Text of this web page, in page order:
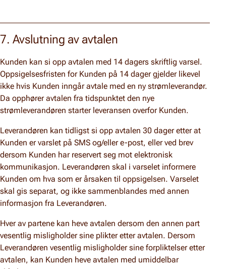
7. Avslutning av avtalen
Kunden kan si opp avtalen med 14 dagers skriftlig varsel.
Oppsigelsesfristen for Kunden på 14 dager gjelder likevel
ikke hvis Kunden inngår avtale med en ny strømleverandør.
Da opphører avtalen fra tidspunktet den nye
strømleverandøren starter leveransen overfor Kunden.
Leverandøren kan tidligst si opp avtalen 30 dager etter at
Kunden er varslet på SMS og/eller e-post, eller ved brev
dersom Kunden har reservert seg mot elektronisk
kommunikasjon. Leverandøren skal i varselet informere
Kunden om hva som er årsaken til oppsigelsen. Varselet
skal gis separat, og ikke sammenblandes med annen
informasjon fra Leverandøren.
Hver av partene kan heve avtalen dersom den annen part
vesentlig misligholder sine plikter etter avtalen. Dersom
Leverandøren vesentlig misligholder sine forpliktelser etter
avtalen, kan Kunden heve avtalen med umiddelbar